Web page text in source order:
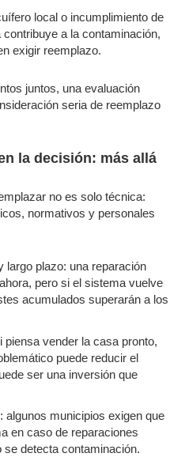
local o incumplimiento de
a la contaminación,
exigir reemplazo.
juntos, una evaluación
seria de reemplazo
la decisión: más allá
no es solo técnica:
normativos y personales
largo plazo: una reparación
pero si el sistema vuelve
acumulados superarán a los
piensa vender la casa pronto,
puede reducir el
ser una inversión que
algunos municipios exigen que
en caso de reparaciones
se detecta contaminación.